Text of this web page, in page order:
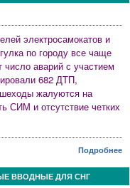
электросамокатов и
по городу все чаще
аварий с участием
682 ДТП,
жалуются на
СИМ и отсутствие четких
Подробнее
ВВОДНЫЕ ДЛЯ СНГ